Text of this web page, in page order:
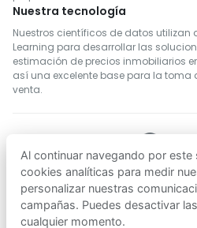
Nuestra tecnología
Nuestros científicos de datos utilizan
Learning para desarrollar las
estimación de precios inmobiliarios
así una excelente base para la toma
venta.
SÍGUENOS
Descargar en
App Store
Al continuar navegando por
cookies analíticas para medir
personalizar nuestras
campañas. Puedes desactivar
cualquier momento.